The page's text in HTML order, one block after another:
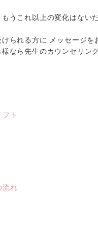
もうこれ以上の変化はな
られる方に
メッセージを
なら先生のカウンセリン